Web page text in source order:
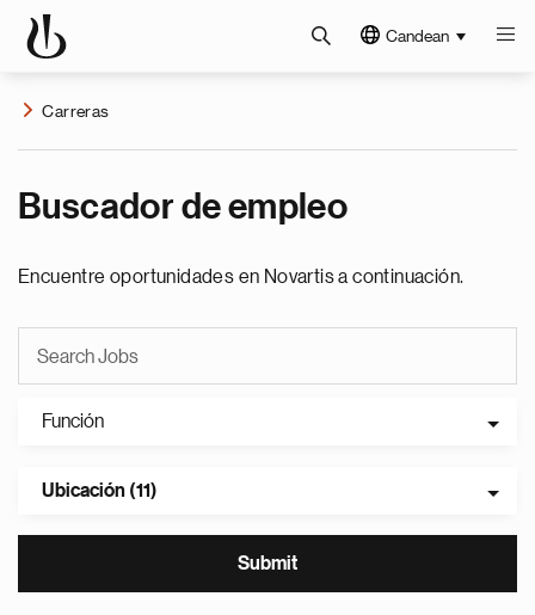
Candean
Carreras
Buscador de empleo
Encuentre oportunidades en Novartis a continuación.
Función
Ubicación (11)